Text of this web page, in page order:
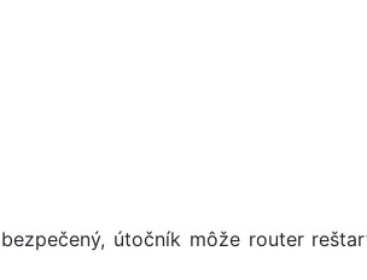
útočník môže router